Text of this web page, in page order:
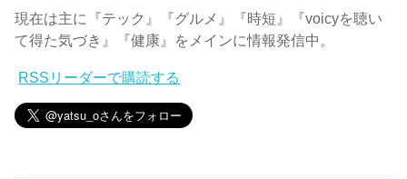
現在は主に『テック』『グルメ』『時短』『voicyを聴い
て得た気づき』『健康』をメインに情報発信中。
RSSリーダーで購読する